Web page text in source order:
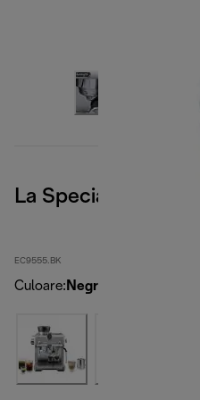
La Specialista Opera
EC9555.BK
Culoare: Negru